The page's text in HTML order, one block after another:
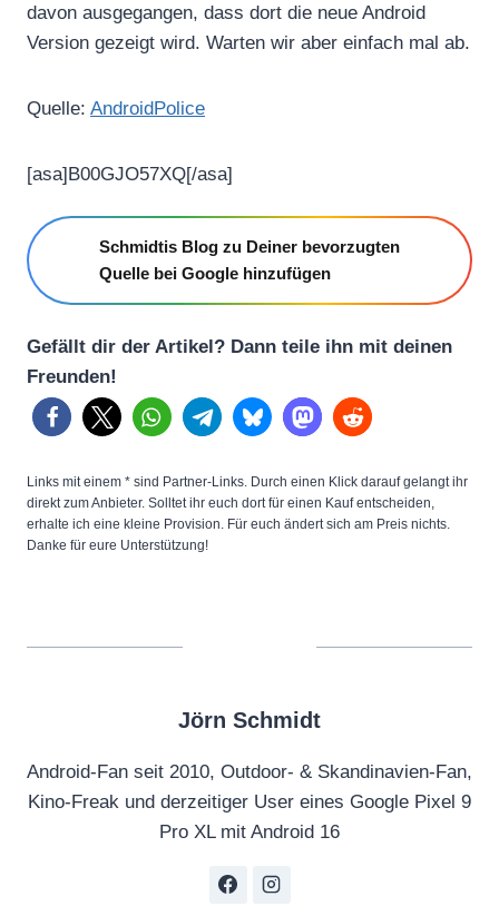
davon ausgegangen, dass dort die neue Android
Version gezeigt wird. Warten wir aber einfach mal ab.
Quelle: AndroidPolice
[asa]B00GJO57XQ[/asa]
Schmidtis Blog zu Deiner bevorzugten
Quelle bei Google hinzufügen
Gefällt dir der Artikel? Dann teile ihn mit deinen
Freunden!
Links mit einem * sind Partner-Links. Durch einen Klick darauf gelangt ihr
direkt zum Anbieter. Solltet ihr euch dort für einen Kauf entscheiden,
erhalte ich eine kleine Provision. Für euch ändert sich am Preis nichts.
Danke für eure Unterstützung!
Jörn Schmidt
Android-Fan seit 2010, Outdoor- & Skandinavien-Fan,
Kino-Freak und derzeitiger User eines Google Pixel 9
Pro XL mit Android 16